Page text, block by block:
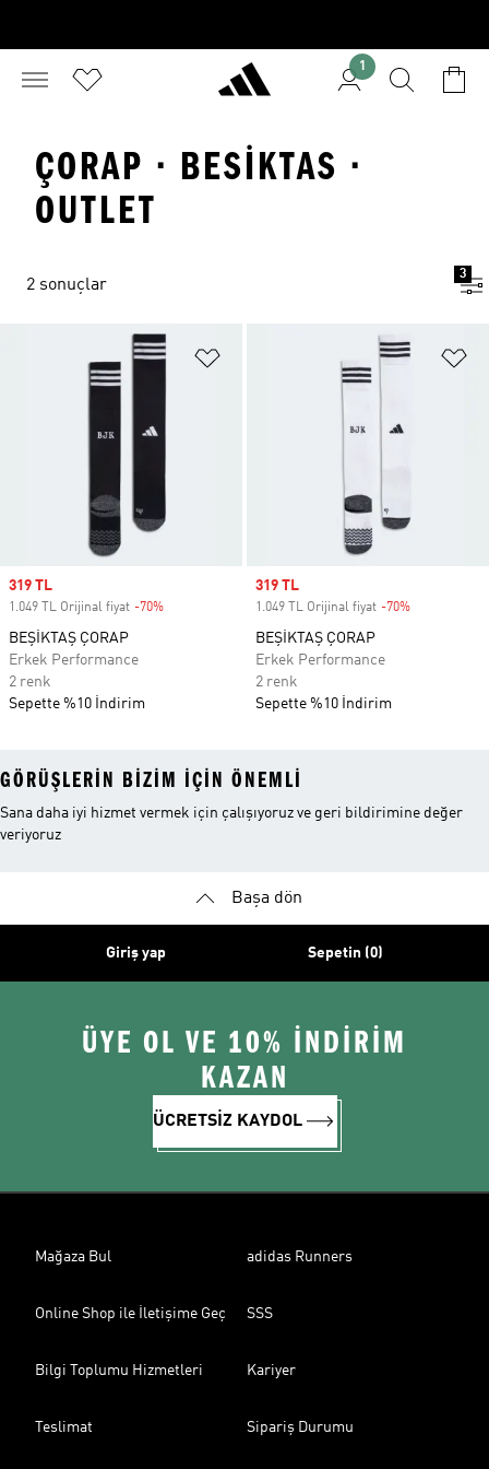
1
ÇORAP · BESIKTAS ·
OUTLET
2 sonuçlar
3
Favori Listesine Ekle
Sale price
319 TL
1.049 TL Orijinal fiyat -70%
BEŞİKTAŞ ÇORAP
Erkek Performance
2 renk
Sepette %10 İndirim
Sale price
319 TL
1.049 TL Orijinal fiyat -70%
BEŞİKTAŞ ÇORAP
Erkek Performance
2 renk
Sepette %10 İndirim
GÖRÜŞLERIN BIZIM IÇIN ÖNEMLI
Sana daha iyi hizmet vermek için çalışıyoruz ve geri bildirimine değer
veriyoruz
Başa dön
Giriş yap Sepetin (0)
ÜYE OL VE 10% İNDİRİM
KAZAN
ÜCRETSİZ KAYDOL
Mağaza Bul adidas Runners
Online Shop ile İletişime Geç SSS
Bilgi Toplumu Hizmetleri Kariyer
Teslimat Sipariş Durumu